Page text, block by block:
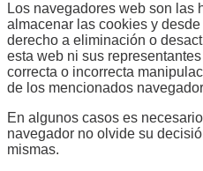
Los navegadores web son las
almacenar las cookies y
derecho a eliminación o
esta web ni sus
correcta o incorrecta
de los mencionados
En algunos casos es
navegador no olvide su
mismas.